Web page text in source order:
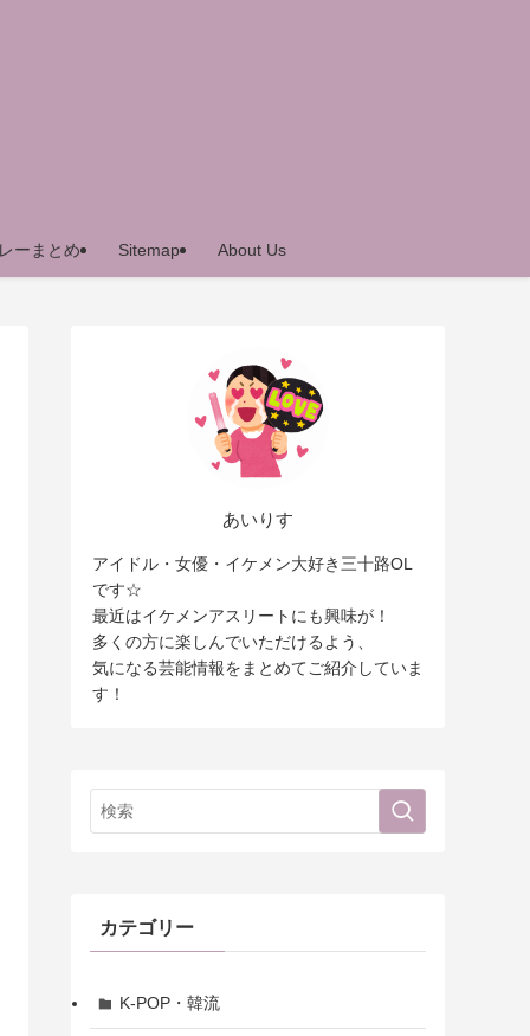
ーまとめ Sitemap About Us
あいりす
アイドル・女優・イケメン大好き三十路OL
です☆
最近はイケメンアスリートにも興味が！
多くの方に楽しんでいただけるよう、
気になる芸能情報をまとめてご紹介していま
す！
カテゴリー
K-POP・韓流